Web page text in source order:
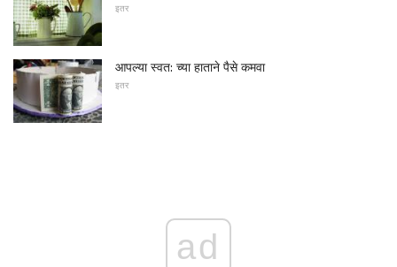
इतर
आपल्या स्वत: च्या हाताने पैसे कमवा
इतर
ad